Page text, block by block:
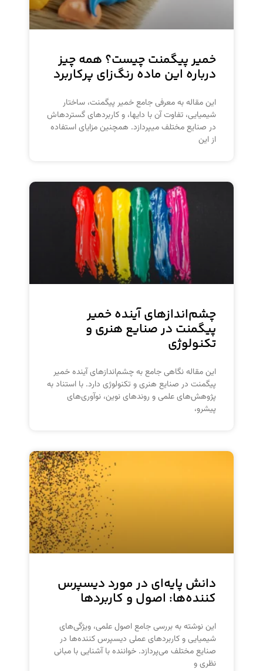
خمیر پیگمنت چیست؟ همه چیز
درباره این ماده رنگ‌زای پرکاربرد
این مقاله به معرفی جامع خمیر پیگمنت، ساختار
شیمیایی، تفاوت آن با دایها، و کاربردهای گستردهاش
در صنایع مختلف میپردازد. همچنین مزایای استفاده
از این
چشم‌اندازهای آینده خمیر
پیگمنت در صنایع هنری و
تکنولوژی
این مقاله نگاهی جامع به چشم‌اندازهای آینده خمیر
پیگمنت در صنایع هنری و تکنولوژی دارد. با استناد به
پژوهش‌های علمی و روندهای نوین، نوآوری‌های
پیشرو،
دانش پایه‌ای در مورد دیسپرس
کننده‌ها: اصول و کاربردها
این نوشته به بررسی جامع اصول علمی، ویژگی‌های
شیمیایی و کاربردهای عملی دیسپرس کننده‌ها در
صنایع مختلف می‌پردازد. خواننده با آشنایی با مبانی
نظری و